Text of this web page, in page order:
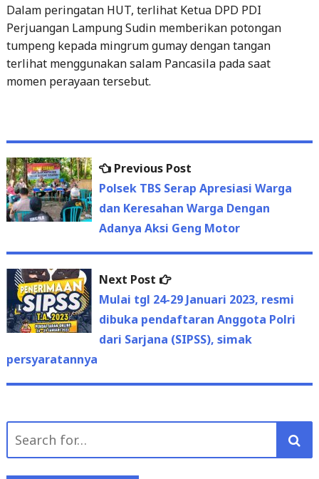
Dalam peringatan HUT, terlihat Ketua DPD PDI
Perjuangan Lampung Sudin memberikan potongan
tumpeng kepada mingrum gumay dengan tangan
terlihat menggunakan salam Pancasila pada saat
momen perayaan tersebut.
Post
navigation
Previous Post
post:
Polsek TBS Serap Apresiasi Warga
dan Keresahan Warga Dengan
Adanya Aksi Geng Motor
Next Post
Next
post:
Mulai tgl 24-29 Januari 2023, resmi
dibuka pendaftaran Anggota Polri
dari Sarjana (SIPSS), simak
persyaratannya